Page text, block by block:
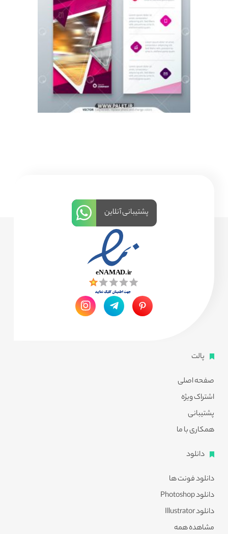
پالت
صفحه اصلی
اشتراک ویژه
پشتیبانی
همکاری با ما
دانلود
دانلود فونت ها
دانلود Photoshop
دانلود Illustrator
مشاهده همه
پشتیبانی آنلاین